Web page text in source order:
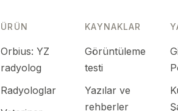
ÜRÜN
Orbius: YZ
radyolog
Radyologlar
KAYNAKLAR
Görüntüleme
testi
Yazılar ve
rehberler